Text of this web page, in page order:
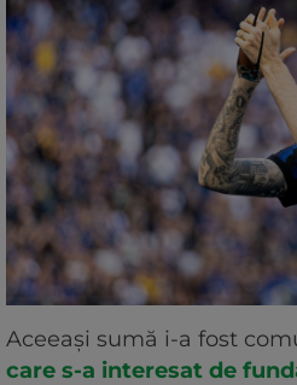
Aceeași sumă i-a fost
care s-a interesat de